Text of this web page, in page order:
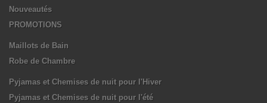
Nouveautés
PROMOTIONS
Maillots de Bain
Robe de Chambre
Pyjamas et Chemises de nuit pour l'Hiver
Pyjamas et Chemises de nuit pour l'été